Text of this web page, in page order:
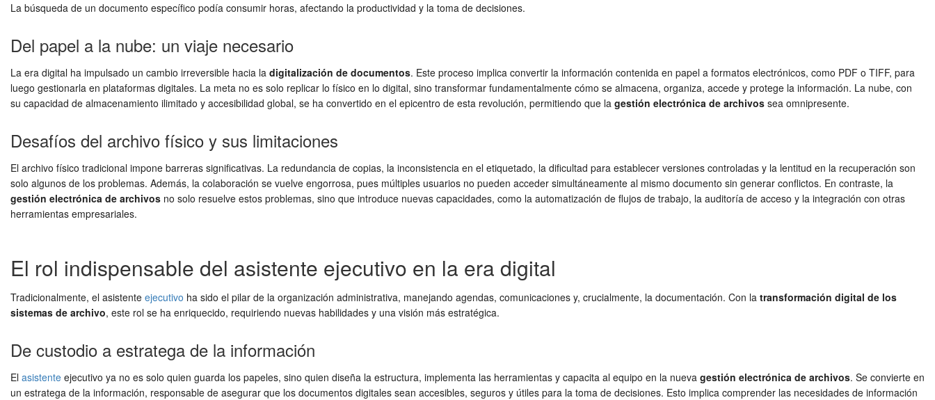
La búsqueda de un documento específico podía consumir horas, afectando la productividad y la toma de decisiones.
Del papel a la nube: un viaje necesario
La era digital ha impulsado un cambio irreversible hacia la digitalización de documentos. Este proceso implica convertir la información contenida en papel a formatos electrónicos, como PDF o TIFF, para
luego gestionarla en plataformas digitales. La meta no es solo replicar lo físico en lo digital, sino transformar fundamentalmente cómo se almacena, organiza, accede y protege la información. La nube, con
su capacidad de almacenamiento ilimitado y accesibilidad global, se ha convertido en el epicentro de esta revolución, permitiendo que la gestión electrónica de archivos sea omnipresente.
Desafíos del archivo físico y sus limitaciones
El archivo físico tradicional impone barreras significativas. La redundancia de copias, la inconsistencia en el etiquetado, la dificultad para establecer versiones controladas y la lentitud en la recuperación son
solo algunos de los problemas. Además, la colaboración se vuelve engorrosa, pues múltiples usuarios no pueden acceder simultáneamente al mismo documento sin generar conflictos. En contraste, la
gestión electrónica de archivos no solo resuelve estos problemas, sino que introduce nuevas capacidades, como la automatización de flujos de trabajo, la auditoría de acceso y la integración con otras
herramientas empresariales.
El rol indispensable del asistente ejecutivo en la era digital
Tradicionalmente, el asistente ejecutivo ha sido el pilar de la organización administrativa, manejando agendas, comunicaciones y, crucialmente, la documentación. Con la transformación digital de los
sistemas de archivo, este rol se ha enriquecido, requiriendo nuevas habilidades y una visión más estratégica.
De custodio a estratega de la información
El asistente ejecutivo ya no es solo quien guarda los papeles, sino quien diseña la estructura, implementa las herramientas y capacita al equipo en la nueva gestión electrónica de archivos. Se convierte en
un estratega de la información, responsable de asegurar que los documentos digitales sean accesibles, seguros y útiles para la toma de decisiones. Esto implica comprender las necesidades de información